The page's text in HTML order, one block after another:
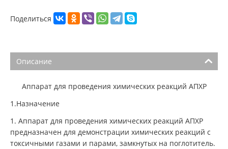
Поделиться
Описание
Аппарат для проведения химических реакций АПХР
1.Назначение
1. Аппарат для проведения химических реакций АПХР
предназначен для демонстрации химических реакций с
токсичными газами и парами, замкнутых на поглотитель.